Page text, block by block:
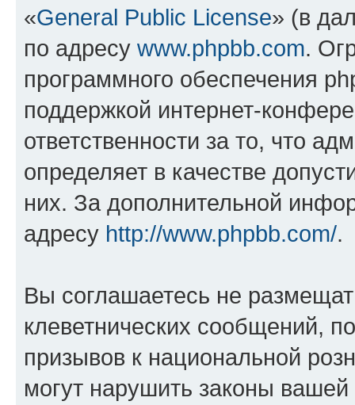
«General Public License» (в
по адресу www.phpbb.com.
программного обеспечения
поддержкой интернет-
ответственности за то, что
определяет в качестве
них. За дополнительной
адресу http://www.phpbb.com/.
Вы соглашаетесь не
клеветнических сообщений,
призывов к национальной
могут нарушить законы